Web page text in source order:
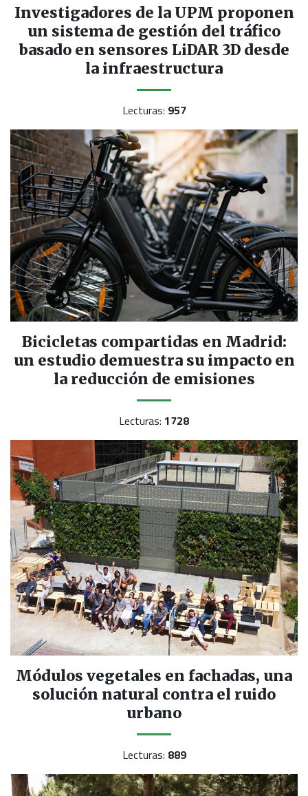
Investigadores de la UPM proponen
un sistema de gestión del tráfico
basado en sensores LiDAR 3D desde
la infraestructura
Lecturas: 957
Bicicletas compartidas en Madrid:
un estudio demuestra su impacto en
la reducción de emisiones
Lecturas: 1728
Módulos vegetales en fachadas, una
solución natural contra el ruido
urbano
Lecturas: 889